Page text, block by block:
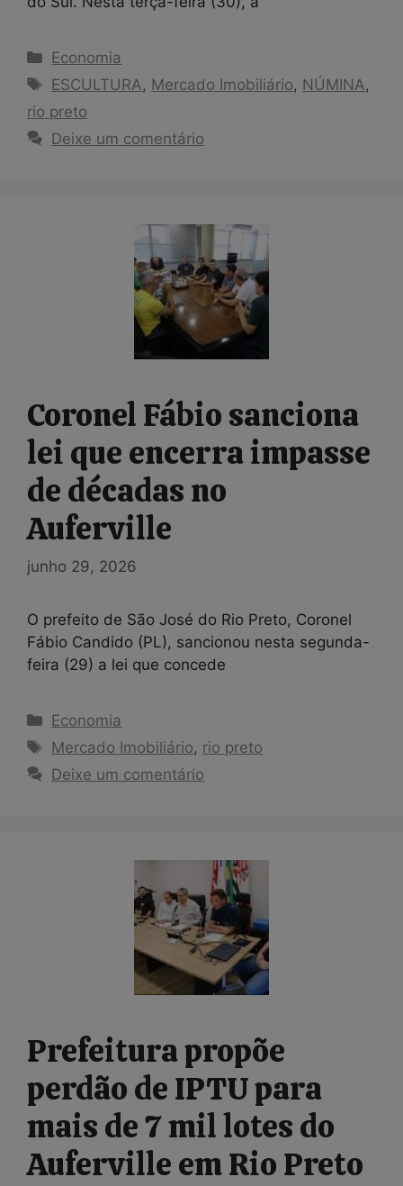
Categorias
Economia
Tags
ESCULTURA, Mercado Imobiliário, NÚMINA,
rio preto
Deixe um comentário
Coronel Fábio sanciona
lei que encerra impasse
de décadas no
Auferville
junho 29, 2026
O prefeito de São José do Rio Preto, Coronel
Fábio Candido (PL), sancionou nesta segunda-
feira (29) a lei que concede
Categorias
Economia
Tags
Mercado Imobiliário, rio preto
Deixe um comentário
Prefeitura propõe
perdão de IPTU para
mais de 7 mil lotes do
Auferville em Rio Preto